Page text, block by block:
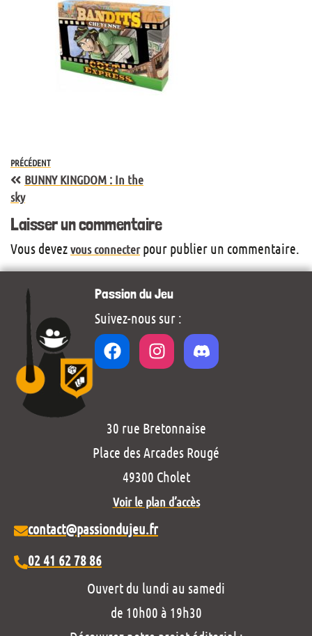
PRÉCÉDENT
BUNNY KINGDOM : In the
sky
Laisser un commentaire
Vous devezvous connecterpour publier un commentaire.
Passion du Jeu
Suivez-nous sur :
30 rue Bretonnaise
Place des Arcades Rougé
49300 Cholet
Voir le plan d’accès
contact@passiondujeu.fr
02 41 62 78 86
Ouvert du lundi au samedi
de 10h00 à 19h30